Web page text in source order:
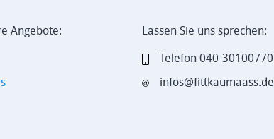
Angebote: Lassen Sie uns sprechen:
Telefon 040-30100770
infos@fittkaumaass.de